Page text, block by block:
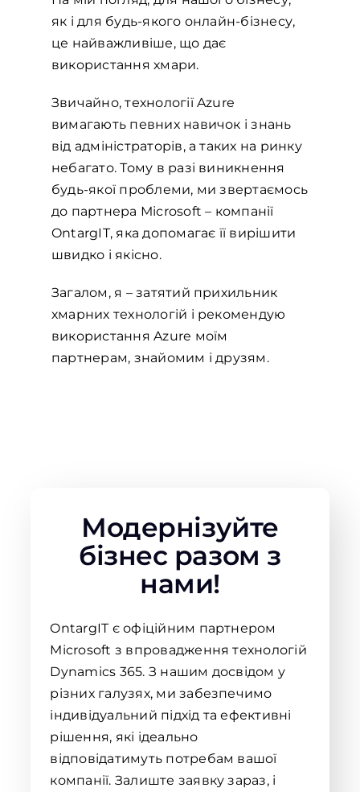
як і для будь-якого онлайн-бізнесу,
це найважливіше, що дає
використання хмари.
Звичайно, технології Azure
вимагають певних навичок і знань
від адміністраторів, а таких на ринку
небагато. Тому в разі виникнення
будь-якої проблеми, ми звертаємось
до партнера Мicrosoft – компанії
OntargIT, яка допомагає її вирішити
швидко і якісно.
Загалом, я – затятий прихильник
хмарних технологій і рекомендую
використання Azure моїм
партнерам, знайомим і друзям.
Модернізуйте
бізнес разом з
нами!
OntargIT є офіційним партнером
Microsoft з впровадження технологій
Dynamics 365. З нашим досвідом у
різних галузях, ми забезпечимо
індивідуальний підхід та ефективні
рішення, які ідеально
відповідатимуть потребам вашої
компанії. Залиште заявку зараз, і